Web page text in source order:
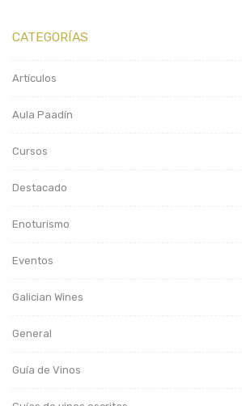
CATEGORÍAS
Artículos
Aula Paadín
Cursos
Destacado
Enoturismo
Eventos
Galician Wines
General
Guía de Vinos